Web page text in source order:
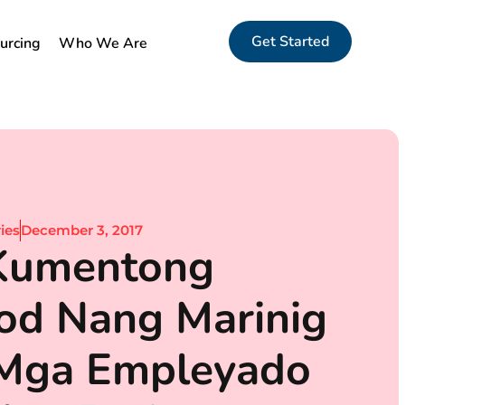
Who We Are Get Started
December 3, 2017
Nang Marinig
Empleyado